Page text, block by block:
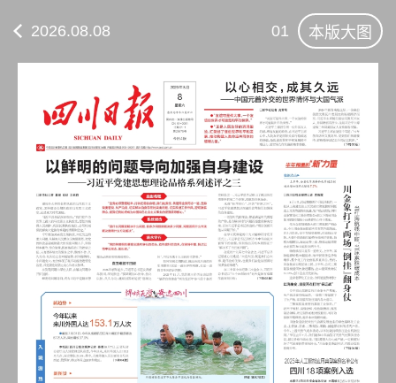
2026.08.08 01 本版大图